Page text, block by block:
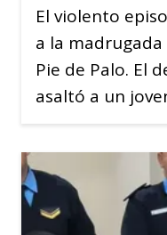
El violento
a la
Pie de Palo. El
asaltó a un